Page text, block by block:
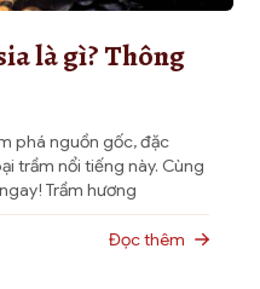
là gì? Thông
phá nguồn gốc, đặc
trầm nổi tiếng này. Cùng
Trầm hương
là một trong những loại
trên thế giới nhờ […]
Đọc thêm